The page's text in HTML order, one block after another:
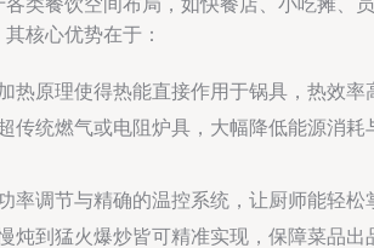
类餐饮空间布局，如快餐店、小吃摊、员
核心优势在于：
热原理使得热能直接作用于锅具，热效率
传统燃气或电阻炉具，大幅降低能源消耗
率调节与精确的温控系统，让厨师能轻松
炖到猛火爆炒皆可精准实现，保障菜品出